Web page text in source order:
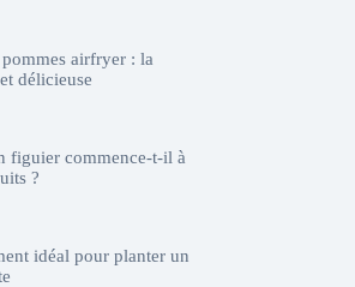
airfryer : la
délicieuse
figuier commence-t-il à
?
idéal pour planter un